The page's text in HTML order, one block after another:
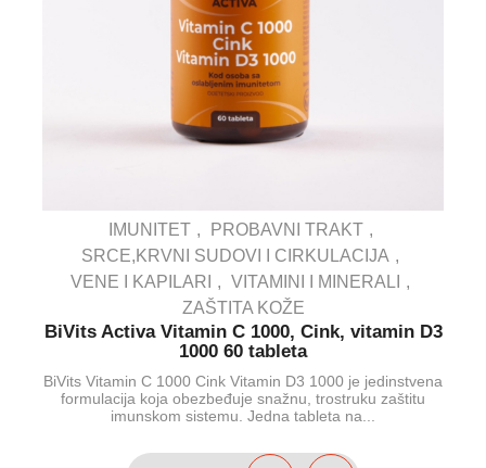
IMUNITET
PROBAVNI TRAKT
SRCE,KRVNI SUDOVI I CIRKULACIJA
VENE I KAPILARI
VITAMINI I MINERALI
ZAŠTITA KOŽE
BiVits Activa Vitamin C 1000, Cink, vitamin D3
1000 60 tableta
BiVits Vitamin C 1000 Cink Vitamin D3 1000 je jedinstvena
formulacija koja obezbeđuje snažnu, trostruku zaštitu
imunskom sistemu. Jedna tableta na...